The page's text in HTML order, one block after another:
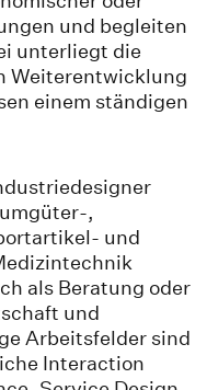
und begleiten
unterliegt die
Weiterentwicklung
einem ständigen
,
und
als Beratung oder
und
Arbeitsfelder sind
Interaction